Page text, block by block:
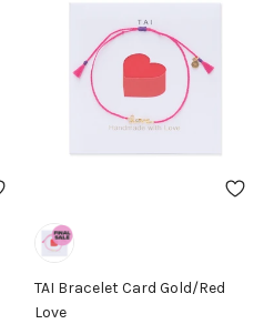
TAI Bracelet Card Gold/Red
Love